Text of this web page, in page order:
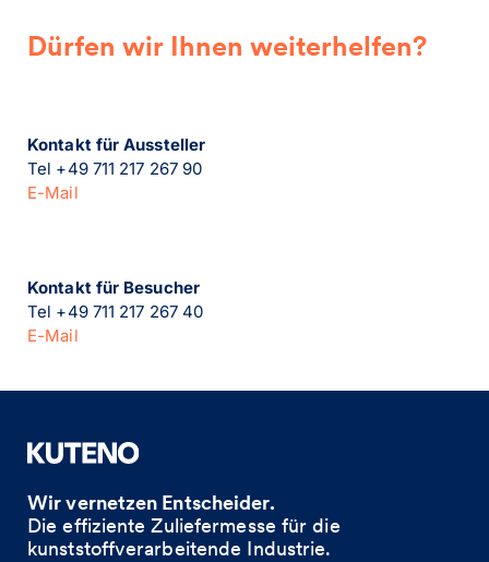
Dürfen wir Ihnen weiterhelfen?
Kontakt für Aussteller
Tel +49 711 217 267 90
E-Mail
Kontakt für Besucher
Tel +49 711 217 267 40
E-Mail
Wir vernetzen Entscheider.
Die effiziente Zuliefermesse für die
kunststoffverarbeitende Industrie. ​